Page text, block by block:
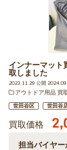
インナーマット
取しました
2023.11.29 公開
アウトドア用品 買
世田谷区 世田谷
買取価格
担当バイヤー